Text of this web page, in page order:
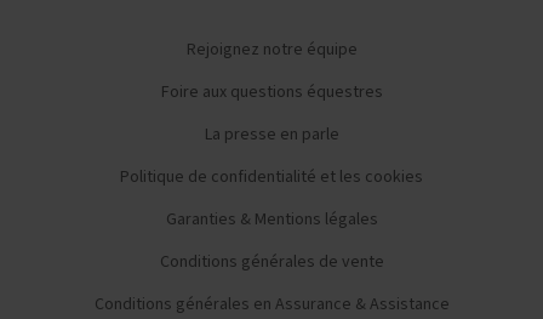
Rejoignez notre équipe
Foire aux questions équestres
La presse en parle
Politique de confidentialité et les cookies
Garanties & Mentions légales
Conditions générales de vente
Conditions générales en Assurance & Assistance